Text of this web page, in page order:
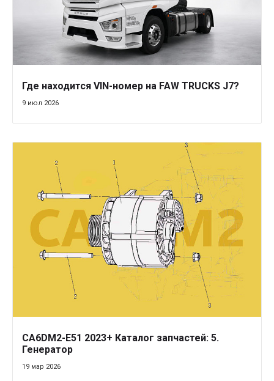
Где находится VIN-номер на FAW TRUCKS J7?
9 июл 2026
CA6DM2-E51 2023+ Каталог запчастей: 5.
Генератор
19 мар 2026